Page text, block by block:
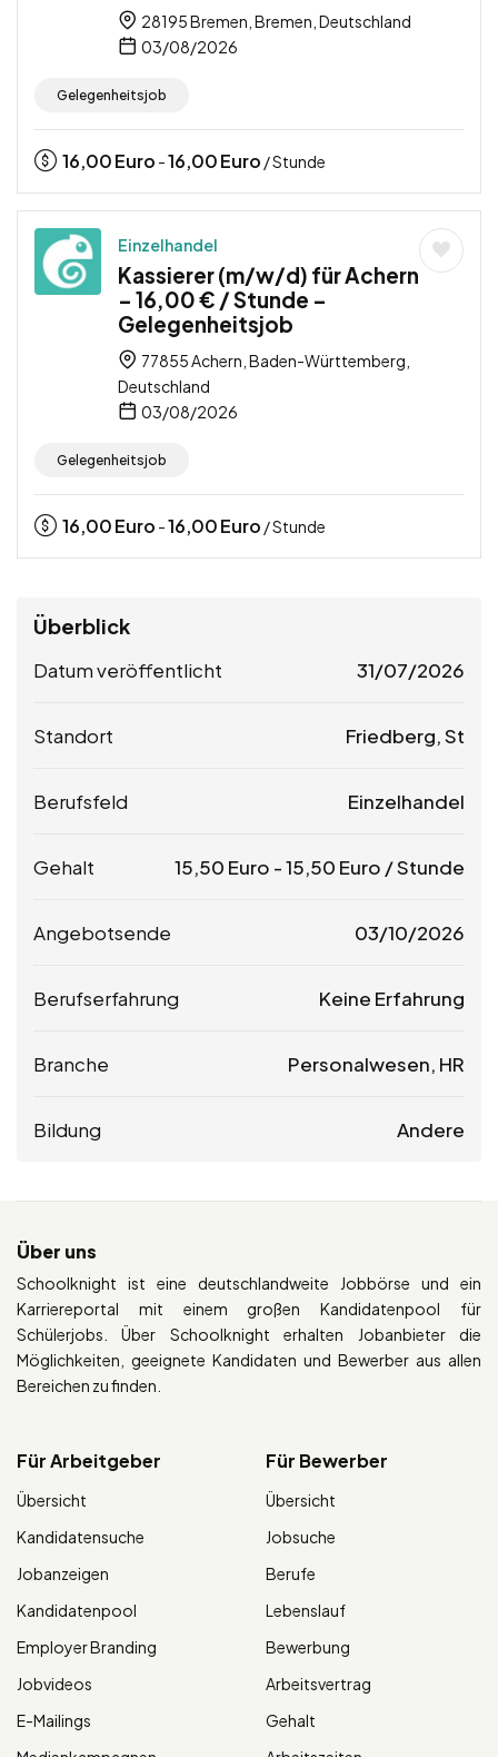
28195 Bremen, Bremen, Deutschland
03/08/2026
Gelegenheitsjob
16,00Euro -16,00Euro / Stunde
Einzelhandel
Kassierer (m/w/d) für Achern
– 16,00 € / Stunde –
Gelegenheitsjob
77855 Achern, Baden-Württemberg,
Deutschland
03/08/2026
Gelegenheitsjob
16,00Euro -16,00Euro / Stunde
Überblick
Datum veröffentlicht 31/07/2026
Standort Friedberg, St
Berufsfeld Einzelhandel
Gehalt 15,50 Euro -15,50 Euro / Stunde
Angebotsende 03/10/2026
Berufserfahrung Keine Erfahrung
Branche Personalwesen, HR
Bildung Andere
Über uns
Schoolknight ist eine deutschlandweite Jobbörse und ein
Karriereportal mit einem großen Kandidatenpool für
Schülerjobs. Über Schoolknight erhalten Jobanbieter die
Möglichkeiten, geeignete Kandidaten und Bewerber aus allen
Bereichen zu finden.
Für Arbeitgeber
Übersicht
Kandidatensuche
Jobanzeigen
Kandidatenpool
Employer Branding
Jobvideos
E-Mailings
Für Bewerber
Übersicht
Jobsuche
Berufe
Lebenslauf
Bewerbung
Arbeitsvertrag
Gehalt